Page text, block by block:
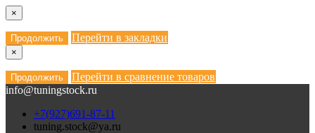
×
Продолжить Перейти в закладки
×
Продолжить
Перейти в сравнение товаров
info@tuningstock.ru
+7(927)691-87-11
tuning.stock@ya.ru